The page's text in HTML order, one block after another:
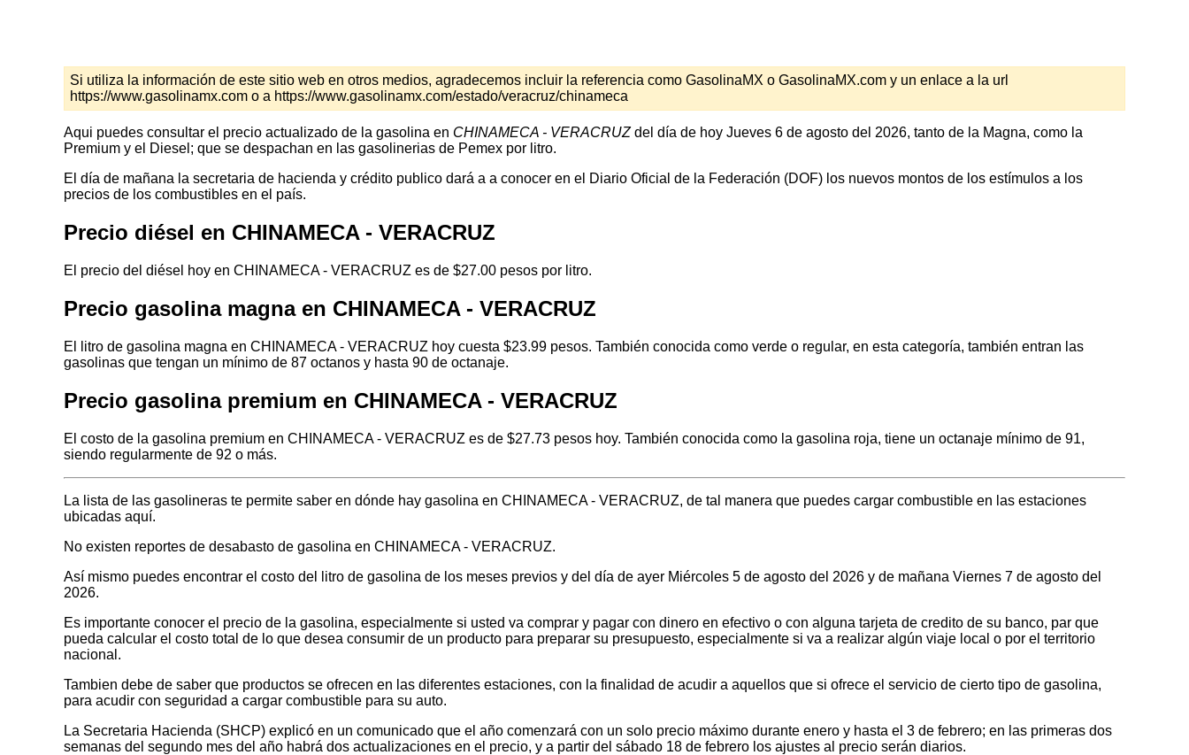
Si utiliza la información de este sitio web en otros medios, agradecemos incluir la referencia como GasolinaMX o GasolinaMX.com y un enlace a la url
https://www.gasolinamx.com o a https://www.gasolinamx.com/estado/veracruz/chinameca
Aqui puedes consultar el precio actualizado de la gasolina en CHINAMECA - VERACRUZdel día de hoy Jueves 6 de agosto del 2026, tanto de la Magna, como la
Premium y el Diesel; que se despachan en las gasolinerias de Pemex por litro.
El día de mañana la secretaria de hacienda y crédito publico dará a a conocer en el Diario Oficial de la Federación (DOF) los nuevos montos de los estímulos a los
precios de los combustibles en el país.
Precio diésel en CHINAMECA - VERACRUZ
El precio del diésel hoy en CHINAMECA - VERACRUZ es de $27.00 pesos por litro.
Precio gasolina magna en CHINAMECA - VERACRUZ
El litro de gasolina magna en CHINAMECA - VERACRUZ hoy cuesta $23.99 pesos. También conocida como verde o regular, en esta categoría, también entran las
gasolinas que tengan un mínimo de 87 octanos y hasta 90 de octanaje.
Precio gasolina premium en CHINAMECA - VERACRUZ
El costo de la gasolina premium en CHINAMECA - VERACRUZ es de $27.73 pesos hoy. También conocida como la gasolina roja, tiene un octanaje mínimo de 91,
siendo regularmente de 92 o más.
La lista de las gasolineras te permite saber en dónde hay gasolina en CHINAMECA - VERACRUZ, de tal manera que puedes cargar combustible en las estaciones
ubicadas aquí.
No existen reportes de desabasto de gasolina en CHINAMECA - VERACRUZ.
Así mismo puedes encontrar el costo del litro de gasolina de los meses previos y del día de ayer Miércoles 5 de agosto del 2026 y de mañana Viernes 7 de agosto del
2026.
Es importante conocer el precio de la gasolina, especialmente si usted va comprar y pagar con dinero en efectivo o con alguna tarjeta de credito de su banco, par que
pueda calcular el costo total de lo que desea consumir de un producto para preparar su presupuesto, especialmente si va a realizar algún viaje local o por el territorio
nacional.
Tambien debe de saber que productos se ofrecen en las diferentes estaciones, con la finalidad de acudir a aquellos que si ofrece el servicio de cierto tipo de gasolina,
para acudir con seguridad a cargar combustible para su auto.
La Secretaria Hacienda (SHCP) explicó en un comunicado que el año comenzará con un solo precio máximo durante enero y hasta el 3 de febrero; en las primeras dos
semanas del segundo mes del año habrá dos actualizaciones en el precio, y a partir del sábado 18 de febrero los ajustes al precio serán diarios.